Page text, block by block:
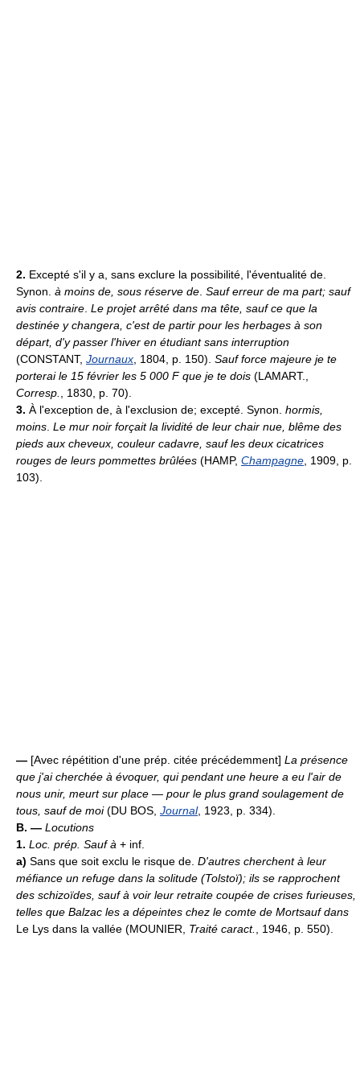
2. Excepté s'il y a, sans exclure la possibilité, l'éventualité de.
Synon. à moins de, sous réserve de. Sauf erreur de ma part; sauf
avis contraire. Le projet arrêté dans ma tête, sauf ce que la
destinée y changera, c'est de partir pour les herbages à son
départ, d'y passer l'hiver en étudiant sans interruption
(CONSTANT, Journaux, 1804, p. 150). Sauf force majeure je te
porterai le 15 février les 5 000 F que je te dois (LAMART.,
Corresp., 1830, p. 70).
3. À l'exception de, à l'exclusion de; excepté. Synon. hormis,
moins. Le mur noir forçait la lividité de leur chair nue, blême des
pieds aux cheveux, couleur cadavre, sauf les deux cicatrices
rouges de leurs pommettes brûlées (HAMP, Champagne, 1909, p.
103).
— [Avec répétition d'une prép. citée précédemment] La présence
que j'ai cherchée à évoquer, qui pendant une heure a eu l'air de
nous unir, meurt sur place — pour le plus grand soulagement de
tous, sauf de moi(DU BOS, Journal, 1923, p. 334).
B. — Locutions
1. Loc. prép. Sauf à + inf.
a) Sans que soit exclu le risque de. D'autres cherchent à leur
méfiance un refuge dans la solitude (Tolstoï); ils se rapprochent
des schizoïdes, sauf à voir leur retraite coupée de crises furieuses,
telles que Balzac les a dépeintes chez le comte de Mortsauf dans
Le Lys dans la vallée (MOUNIER, Traité caract., 1946, p. 550).